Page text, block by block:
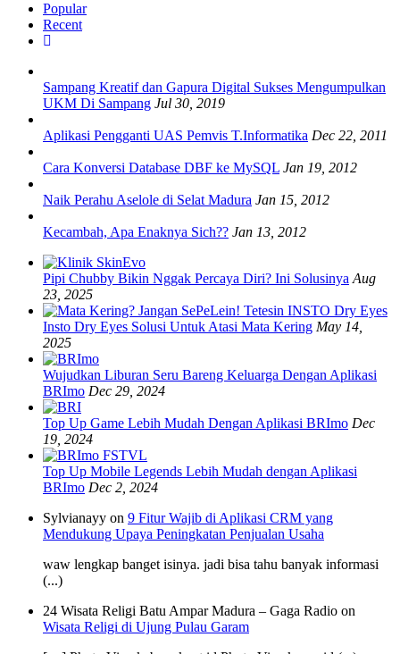
Popular
Recent
Sampang Kreatif dan Gapura Digital Sukses Mengumpulkan
UKM Di Sampang Jul 30, 2019
Aplikasi Pengganti UAS Pemvis T.Informatika Dec 22, 2011
Cara Konversi Database DBF ke MySQL Jan 19, 2012
Naik Perahu Aselole di Selat Madura Jan 15, 2012
Kecambah, Apa Enaknya Sich?? Jan 13, 2012
Pipi Chubby Bikin Nggak Percaya Diri? Ini Solusinya Aug
23, 2025
Insto Dry Eyes Solusi Untuk Atasi Mata Kering May 14,
2025
Wujudkan Liburan Seru Bareng Keluarga Dengan Aplikasi
BRImo Dec 29, 2024
Top Up Game Lebih Mudah Dengan Aplikasi BRImo Dec
19, 2024
Top Up Mobile Legends Lebih Mudah dengan Aplikasi
BRImo Dec 2, 2024
Sylvianayy on 9 Fitur Wajib di Aplikasi CRM yang
Mendukung Upaya Peningkatan Penjualan Usaha
waw lengkap banget isinya. jadi bisa tahu banyak informasi
(...)
24 Wisata Religi Batu Ampar Madura – Gaga Radio on
Wisata Religi di Ujung Pulau Garam